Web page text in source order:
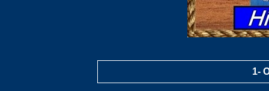
1-